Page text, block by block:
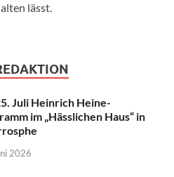
lässt.
Juli Heinrich Heine-
im „Hässlichen Haus“ in
2026